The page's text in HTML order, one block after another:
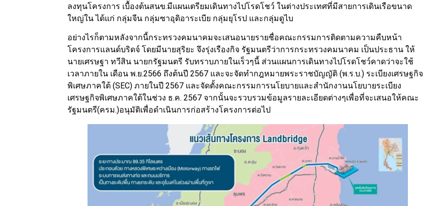
ลงทุนโครงการ เบื้องต้นสนข.มีแผนเตรียมเดินทางไปโรดโชว์ ในต่างประเทศที่มีสายการเดินเรือขนาด
ใหญ่ใน ได้แก่ กลุ่มจีน กลุ่มซาอุดิอาระเบีย กลุ่มยุโรป และกลุ่มดูไบ
อย่างไรก็ตามหลังจากนี้กระทรวงคมนาคมจะเสนอนายรายชื่อคณะกรรมการติดตามความคืบหน้า
โครงการแลนด์บริดจ์ โดยมีนายสุริยะ จึงรุ่งเรืองกิจ รัฐมนตรีว่าการกระทรวงคมนาคม เป็นประธาน ให้
นายเศรษฐา ทวีสิน นายกรัฐมนตรี รับทราบภายในเร็วๆนี้ ส่วนแผนการเดินทางไปโรดโชว์คาดว่าจะใช้
เวลาภายใน เดือน พ.ย.2566 ถึงต้นปี 2567 และจะจัดทำกฎหมายพระราชบัญญัติ (พ.ร.บ.) ระเบียงเศรษฐกิจ
พิเศษภาคใต้ (SEC) ภายในปี 2567 และจัดตั้งคณะกรรมการนโยบายและสำนักงานนโยบายระเบียง
เศรษฐกิจพิเศษภาคใต้ในช่วง ธ.ค. 2567 จากนั้นจะรวบรวมข้อมูลรายละเอียดต่างๆเพื่อที่จะเสนอให้คณะ
รัฐมนตรี(ครม.)อนุมัติเพื่อดำเนินการก่อสร้างโครงการต่อไป